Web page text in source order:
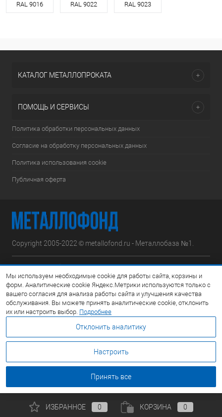
RAL 9016 RAL 9022 RAL 9023
КАТАЛОГ МЕТАЛЛОПРОКАТА
ПОМОЩЬ И СЕРВИСЫ
Политика обработки персональных данных
Согласие на обработку персональных данных
Политика использования cookie
Публичная оферта
Copyright 2005-2022 © metallofond.ru - Металлобаза №1.
Московская область, Ступинский р-н, д.Сотниково,
ул.Железнодорожная, вл.30
Посмотреть на карте
8 (495) 308-42-78
Email:info@metallofond.ru
ИЗБРАННОЕ 0 КОРЗИНА 0
Мы используем необходимые cookie для работы сайта, корзины и
форм. Аналитические cookie Яндекс.Метрики используются только с
вашего согласия для анализа работы сайта и улучшения качества
обслуживания. Вы можете принять аналитические cookie, отклонить
их или настроить выбор. Подробнее
Отклонить аналитику
Настроить
Принять все